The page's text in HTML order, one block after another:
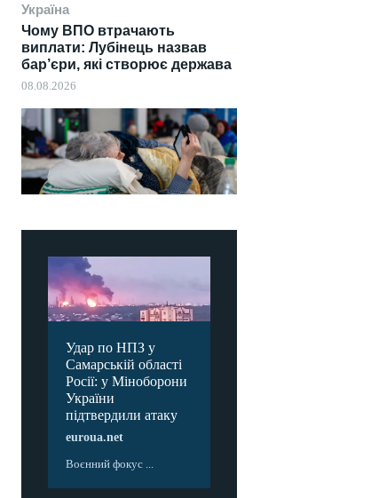
Україна
Чому ВПО втрачають
виплати: Лубінець назвав
бар’єри, які створює держава
08.08.2026
Удар по НПЗ у
Самарській області
Росії: у Міноборони
України
підтвердили атаку
euroua.net
Воєнний фокус ...